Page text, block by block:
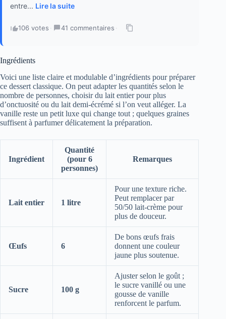
entre... Lire la suite
106 votes · 41 commentaires ·
Ingrédients
Voici une liste claire et modulable d’ingrédients pour préparer
ce dessert classique. On peut adapter les quantités selon le
nombre de personnes, choisir du lait entier pour plus
d’onctuosité ou du lait demi-écrémé si l’on veut alléger. La
vanille reste un petit luxe qui change tout ; quelques graines
suffisent à parfumer délicatement la préparation.
Ingrédient
Quantité
(pour 6
personnes)
Remarques
Lait entier 1 litre
Pour une texture riche.
Peut remplacer par
50/50 lait-crème pour
plus de douceur.
Œufs 6
De bons œufs frais
donnent une couleur
jaune plus soutenue.
Sucre 100 g
Ajuster selon le goût ;
le sucre vanillé ou une
gousse de vanille
renforcent le parfum.